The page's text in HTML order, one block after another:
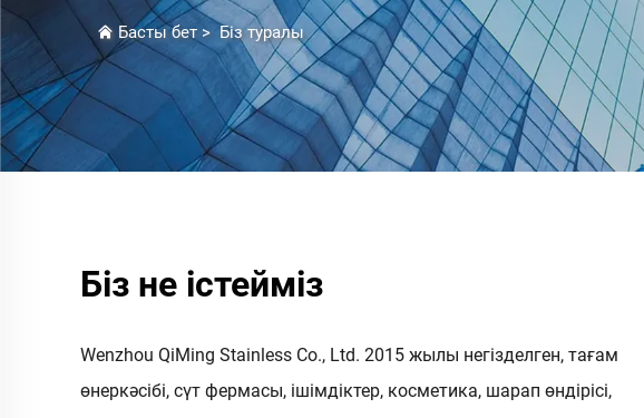
Басты бет > Біз туралы
Біз не істейміз
Wenzhou QiMing Stainless Co., Ltd. 2015 жылы негізделген, тағам
өнеркәсібі, сүт фермасы, ішімдіктер, косметика, шарап өндірісі,